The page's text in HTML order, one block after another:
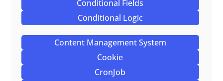
Conditional Fields
Conditional Logic
Content Management System
Cookie
CronJob